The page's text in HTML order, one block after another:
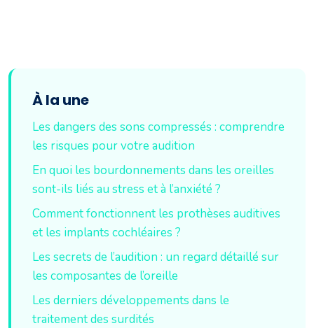
À la une
Les dangers des sons compressés : comprendre
les risques pour votre audition
En quoi les bourdonnements dans les oreilles
sont-ils liés au stress et à l’anxiété ?
Comment fonctionnent les prothèses auditives
et les implants cochléaires ?
Les secrets de l’audition : un regard détaillé sur
les composantes de l’oreille
Les derniers développements dans le
traitement des surdités